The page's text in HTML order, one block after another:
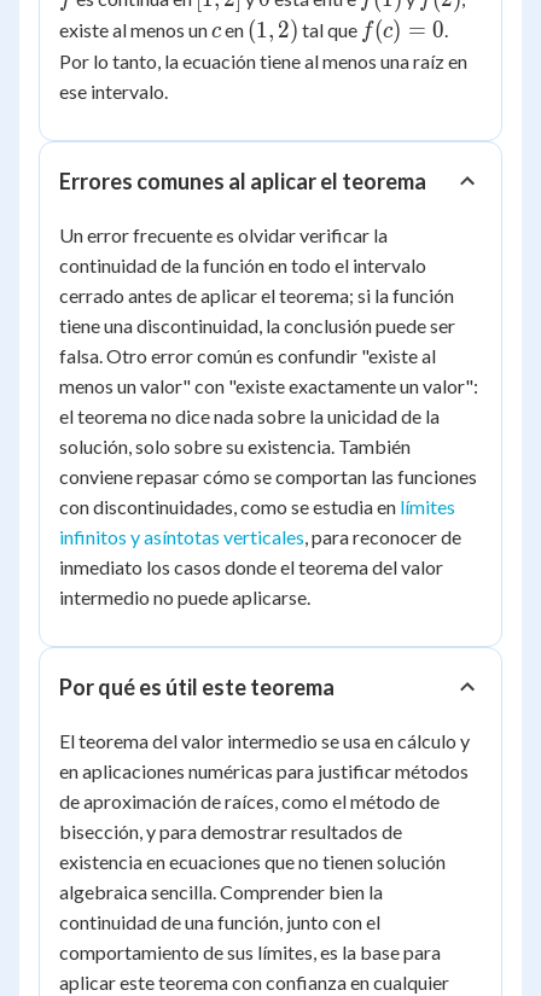
2]
existe al menos unc
cen (1,
2)
(1, 2) tal que f(c)
=
f(c) = 0
Por lo tanto, la ecuación tiene al menos una raíz en
ese intervalo.
Errores comunes al aplicar el teorema
Un error frecuente es olvidar verificar la
continuidad de la función en todo el intervalo
cerrado antes de aplicar el teorema; si la función
tiene una discontinuidad, la conclusión puede ser
falsa. Otro error común es confundir "existe al
menos un valor" con "existe exactamente un valor":
el teorema no dice nada sobre la unicidad de la
solución, solo sobre su existencia. También
conviene repasar cómo se comportan las funciones
con discontinuidades, como se estudia en límites
infinitos y asíntotas verticales , para reconocer de
inmediato los casos donde el teorema del valor
intermedio no puede aplicarse.
Por qué es útil este teorema
El teorema del valor intermedio se usa en cálculo y
en aplicaciones numéricas para justificar métodos
de aproximación de raíces, como el método de
bisección, y para demostrar resultados de
existencia en ecuaciones que no tienen solución
algebraica sencilla. Comprender bien la
continuidad de una función, junto con el
comportamiento de sus límites, es la base para
aplicar este teorema con confianza en cualquier